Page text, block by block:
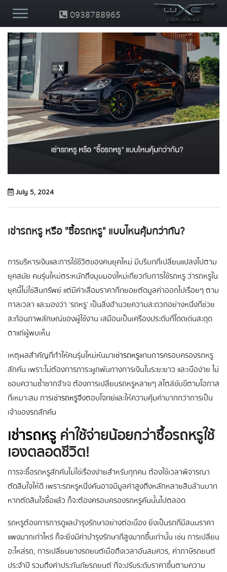
0938788965
July 5, 2024
เช่ารถหรู หรือ "ซื้อรถหรู" แบบไหนคุ้มกว่ากัน?
การบริหารเงินและการใช้ชีวิตของคนยุคใหม่ มีบริบทที่เปลี่ยนแปลงไปตาม
ยุคสมัย คนรุ่นใหม่ตระหนักถึงมุมมองใหม่เกี่ยวกับการใช้รถหรู ว่ารถหรูใน
ยุคนี้ไม่ใช่สินทรัพย์ แต่มีค่าเสื่อมราคาที่ทยอยตัดมูลค่าออกไปเรื่อยๆ ตาม
กาลเวลา และมองว่า ‘รถหรู’ เป็นสิ่งอำนวยความสะดวกอย่างหนึ่งที่ช่วย
สะท้อนภาพลักษณ์ของผู้ใช้งาน เสมือนเป็นเครื่องประดับที่โดดเด่นสะดุด
ตาแก่ผู้พบเห็น
เหตุผลสำคัญที่ทำให้คนรุ่นใหม่หันมาเช่ารถหรูแทนการครอบครองรถหรู
สักคัน เพราะไม่ต้องการภาระผูกพันทางการเงินในระยะยาว และเบื่อง่าย ไม่
ชอบความซ้ำซากจำเจ ต้องการเปลี่ยนรถหรูหลายๆ สไตล์ขับขี่ตามโอกาส
ที่เหมาะสม การเช่ารถหรูจึงตอบโจทย์และให้ความคุ้มค่ามากกว่าการเป็น
เจ้าของรถสักคัน
เช่ารถหรู ค่าใช้จ่ายน้อยกว่าซื้อรถหรูใช้
เองตลอดชีวิต!
การจะซื้อรถหรูสักคันไม่ใช่เรื่องง่ายสำหรับทุกคน ต้องใช้เวลาพิจารณา
ตัดสินใจให้ดี เพราะรถหรูหนึ่งคันอาจมีมูลค่าสูงถึงหลักหลายสิบล้านบาท
หากตัดสินใจซื้อแล้ว ก็จะต้องครอบครองรถหรูคันนั้นไปตลอด
รถหรูต้องการการดูแลบำรุงรักษาอย่างต่อเนื่อง ยิ่งเป็นรถที่มีสนนราคา
แพงมากเท่าไหร่ ก็จะยิ่งมีค่าบำรุงรักษาที่สูงมากขึ้นเท่านั้น เช่น การเปลี่ยน
อะไหล่รถ, การเปลี่ยนยางรถยนต์เมื่อถึงเวลาอันสมควร, ค่าภาษีรถยนต์
ประจำปี รวมถึงค่าประกันภัยรถยนต์ ที่จะปรับระดับราคาขึ้นตามความ